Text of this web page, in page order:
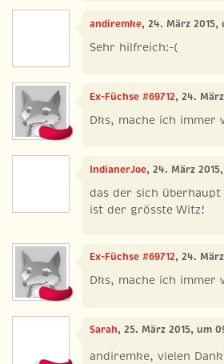
andiremke, 24. März 2015,
Sehr hilfreich:-(
Ex-Füchse #69712, 24.
Dks, mache ich immer
IndianerJoe, 24. März
das der sich
ist der grösste Witz!
Ex-Füchse #69712, 24.
Dks, mache ich immer
Sarah, 25. März 2015, um
andiremke, vielen